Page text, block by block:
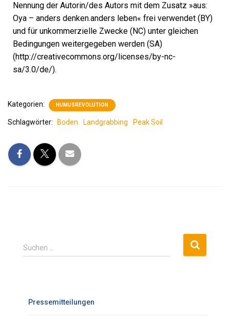
Nennung der Autorin/des Autors mit dem Zusatz »aus:
Oya – anders denken.anders leben« frei verwendet (BY)
und für unkommerzielle Zwecke (NC) unter gleichen
Bedingungen weitergegeben werden (SA)
(http://creativecommons.org/licenses/by-nc-
sa/3.0/de/).
Kategorien: HUMUSREVOLUTION
Schlagwörter: Boden Landgrabbing Peak Soil
Suchen …
Pressemitteilungen